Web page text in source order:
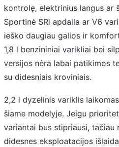
kontrolę, elektrinius langus ar
Sportinė SRi apdaila ar V6
ieško daugiau galios ir
1,8 l benzininiai varikliai bei
versijos nėra labai patikimos
su didesniais kroviniais.
2,2 l dyzelinis variklis
šiame modelyje. Jeigu
variantai bus stipriausi, tačiau
didesnes eksploatacijos